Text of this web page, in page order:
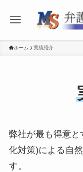
ホーム 実績紹介
弊社が最も得意と
化対策)による自
す。